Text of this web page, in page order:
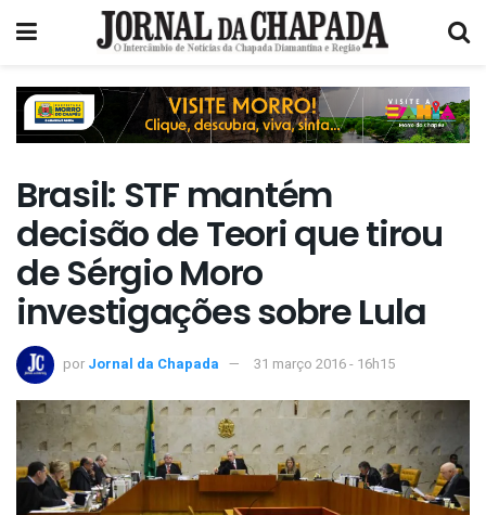
Brasil: STF mantém
decisão de Teori que tirou
de Sérgio Moro
investigações sobre Lula
por Jornal da Chapada 31 março 2016 - 16h15